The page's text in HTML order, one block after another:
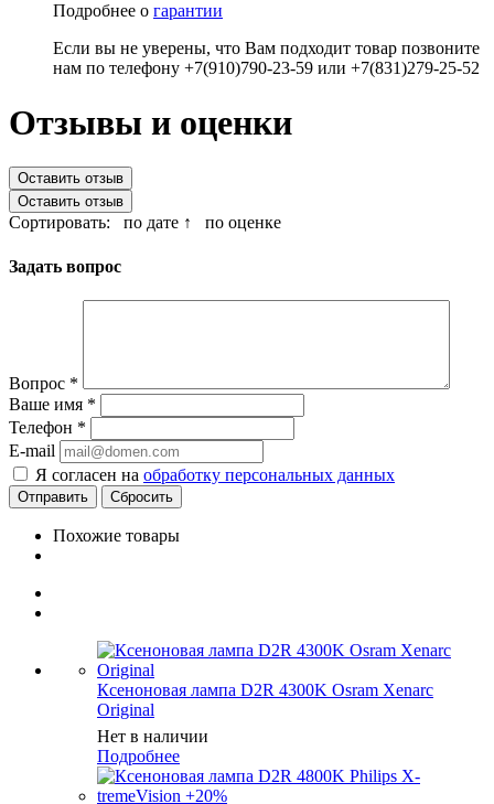
Подробнее о гарантии
Если вы не уверены, что Вам подходит товар позвоните
нам по телефону +7(910)790-23-59 или +7(831)279-25-52
Отзывы и оценки
Оставить отзыв
Оставить отзыв
Сортировать: по дате ↑ по оценке
Задать вопрос
Вопрос *
Ваше имя *
Телефон *
E-mail
Я согласен на обработку персональных данных
Сбросить
Похожие товары
Ксеноновая лампа D2R 4300K Osram Xenarc
Original
Нет в наличии
Подробнее